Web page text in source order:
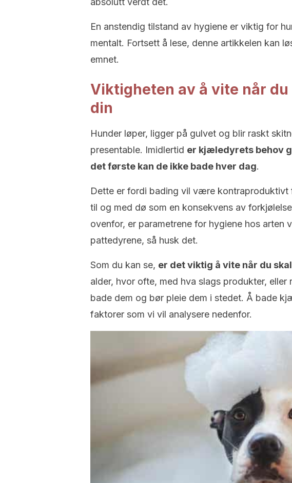
En anstendig tilstand av hygiene er viktig for
mentalt. Fortsett å lese, denne artikkelen kan
emnet.
Viktigheten av å vite når
din
Hunder løper, ligger på gulvet og blir raskt
presentable. Imidlertid er kjæledyrets behov
det første kan de ikke bade hver dag.
Dette er fordi bading vil være kontraproduktivt
til og med dø som en konsekvens av
ovenfor, er parametrene for hygiene hos arten
pattedyrene, så husk det.
Som du kan se, er det viktig å vite når du
alder, hvor ofte, med hva slags produkter,
bade dem og bør pleie dem i stedet. Å bade
faktorer som vi vil analysere nedenfor.